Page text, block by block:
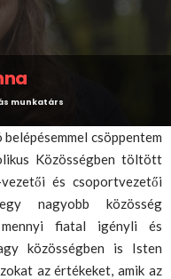
munkatárs
csöppentem
Közösségben töltött
és csoportvezetői
nagyobb közösség
fiatal igényli és
közösségben is Isten
az értékeket, amik az